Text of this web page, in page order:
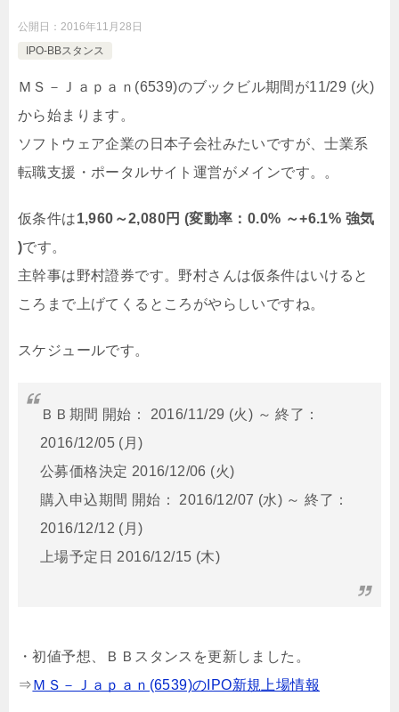
公開日： 2016年11月28日
IPO-BBスタンス
ＭＳ－Ｊａｐａｎ(6539)のブックビル期間が11/29 (火)
から始まります。
ソフトウェア企業の日本子会社みたいですが、士業系
転職支援・ポータルサイト運営がメインです。。
仮条件は1,960～2,080円 (変動率：0.0% ～+6.1% 強気
)です。
主幹事は野村證券です。野村さんは仮条件はいけると
ころまで上げてくるところがやらしいですね。
スケジュールです。
ＢＢ期間 開始： 2016/11/29 (火) ～ 終了：
2016/12/05 (月)
公募価格決定 2016/12/06 (火)
購入申込期間 開始： 2016/12/07 (水) ～ 終了：
2016/12/12 (月)
上場予定日 2016/12/15 (木)
・初値予想、ＢＢスタンスを更新しました。
⇒ＭＳ－Ｊａｐａｎ(6539)のIPO新規上場情報